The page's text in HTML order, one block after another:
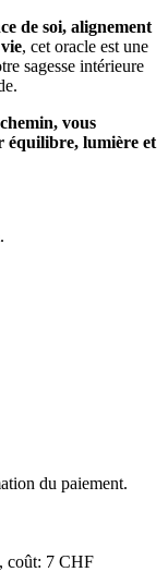
de soi, alignement
, cet oracle est une
sagesse intérieure
vous
équilibre, lumière et
du paiement.
coût: 7 CHF